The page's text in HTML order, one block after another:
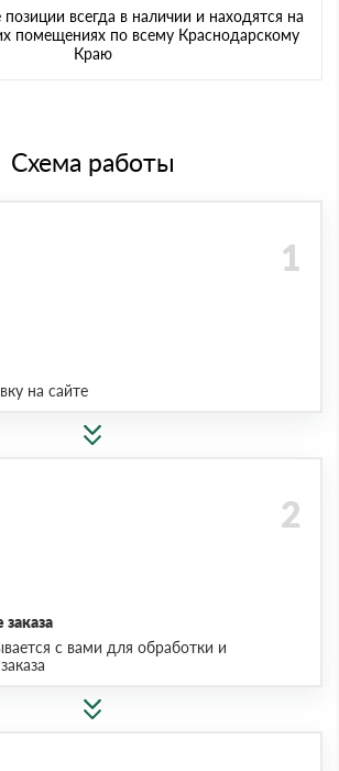
позиции всегда в наличии и находятся на
помещениях по всему Краснодарскому
Краю
Схема работы
на сайте
с вами для обработки и